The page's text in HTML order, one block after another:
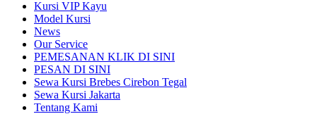
Kursi VIP Kayu
Model Kursi
News
Our Service
PEMESANAN KLIK DI SINI
PESAN DI SINI
Sewa Kursi Brebes Cirebon Tegal
Sewa Kursi Jakarta
Tentang Kami